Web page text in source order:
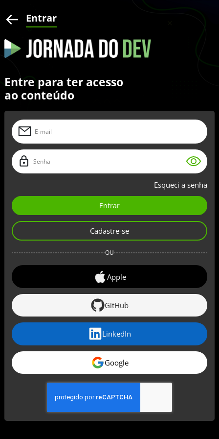
Entrar
Entre para ter acesso
ao conteúdo
Esqueci a senha
Entrar
Cadastre-se
OU
Apple
GitHub
LinkedIn
Google